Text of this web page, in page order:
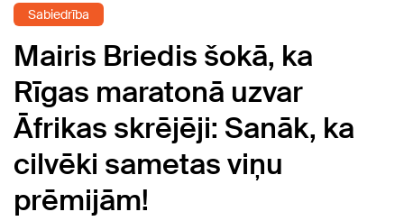
Sabiedrība
Mairis Briedis šokā, ka
Rīgas maratonā uzvar
Āfrikas skrējēji: Sanāk, ka
cilvēki sametas viņu
prēmijām!